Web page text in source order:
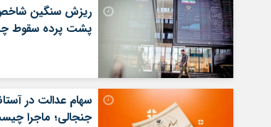
ریزش سنگین
پشت پرده سقوط
سهام عدالت در
جنجالی؛ ماجرا